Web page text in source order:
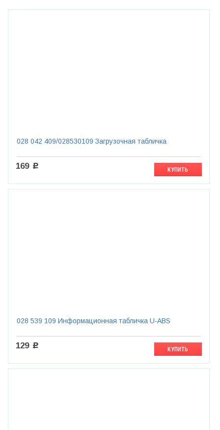
028 042 409/028530109 Загрузочная табличка
169 c
КУПИТЬ
028 539 109 Информационная табличка U-AВS
129 c
КУПИТЬ